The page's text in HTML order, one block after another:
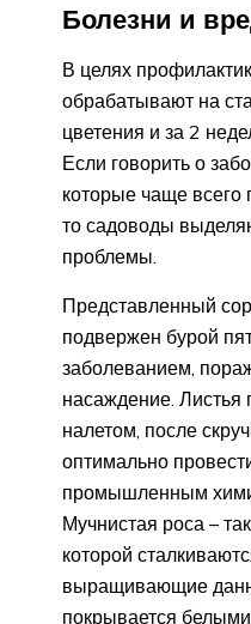
Болезни и
В целях
обрабатывают на
цветения и за 2
Если говорить о
которые чаще
то садоводы
проблемы.
Представленный
подвержен бурой
заболеванием,
насаждение.
налетом, после
оптимально
промышленным
Мучнистая роса –
которой
выращивающие
покрывается